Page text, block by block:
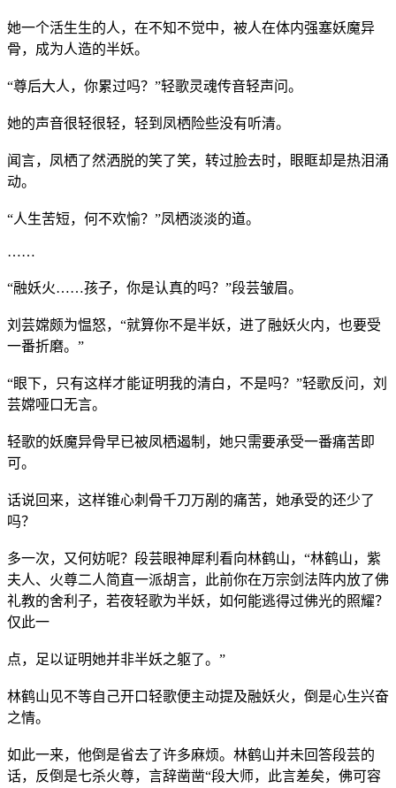
她一个活生生的人，在不知不觉中，被人在体内强塞妖魔异
骨，成为人造的半妖。
“尊后大人，你累过吗？”轻歌灵魂传音轻声问。
她的声音很轻很轻，轻到凤栖险些没有听清。
闻言，凤栖了然洒脱的笑了笑，转过脸去时，眼眶却是热泪涌
动。
“人生苦短，何不欢愉？”凤栖淡淡的道。
……
“融妖火……孩子，你是认真的吗？”段芸皱眉。
刘芸嫦颇为愠怒，“就算你不是半妖，进了融妖火内，也要受
一番折磨。”
“眼下，只有这样才能证明我的清白，不是吗？”轻歌反问，刘
芸嫦哑口无言。
轻歌的妖魔异骨早已被凤栖遏制，她只需要承受一番痛苦即
可。
话说回来，这样锥心刺骨千刀万剐的痛苦，她承受的还少了
吗？
多一次，又何妨呢？段芸眼神犀利看向林鹤山，“林鹤山，紫
夫人、火尊二人简直一派胡言，此前你在万宗剑法阵内放了佛
礼教的舍利子，若夜轻歌为半妖，如何能逃得过佛光的照耀？
仅此一
点，足以证明她并非半妖之躯了。”
林鹤山见不等自己开口轻歌便主动提及融妖火，倒是心生兴奋
之情。
如此一来，他倒是省去了许多麻烦。林鹤山并未回答段芸的
话，反倒是七杀火尊，言辞凿凿“段大师，此言差矣，佛可容